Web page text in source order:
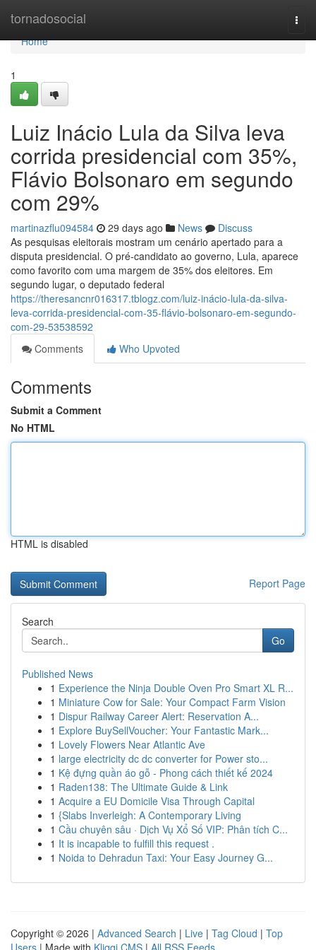
tornadosocial
Home
Home
1
Luiz Inácio Lula da Silva leva
corrida presidencial com 35%,
Flávio Bolsonaro em segundo
com 29%
martinazflu094584 29 days ago News
Discuss
As pesquisas eleitorais mostram um cenário apertado para a
disputa presidencial. O pré-candidato ao governo, Lula, aparece
como favorito com uma margem de 35% dos eleitores. Em
segundo lugar, o deputado federal
https://theresancnr016317.tblogz.com/luiz-inácio-lula-da-silva-
leva-corrida-presidencial-com-35-flávio-bolsonaro-em-segundo-
com-29-53538592
Comments
Who Upvoted
Comments
Submit a Comment
No HTML
HTML is disabled
Report Page
Search
Go
Published News
1 Experience the Ninja Double Oven Pro Smart XL R...
1 Miniature Cow for Sale: Your Compact Farm Vision
1 Dispur Railway Career Alert: Reservation A...
1 Explore BuySellVoucher: Your Fantastic Mark...
1 Lovely Flowers Near Atlantic Ave
1 large electricity dc dc converter for Power sto...
1 Kệ đựng quần áo gỗ - Phong cách thiết kế 2024
1 Raden138: The Ultimate Guide & Link
1 Acquire a EU Domicile Visa Through Capital
1 {Slabs Inverleigh: A Contemporary Living
1 Cầu chuyên sâu · Dịch Vụ Xổ Số VIP: Phân tích C...
1 It is incapable to fulfill this request .
1 Noida to Dehradun Taxi: Your Easy Journey G...
Copyright © 2026 | Advanced Search | Live | Tag Cloud | Top
Users | Made with Kliqqi CMS | All RSS Feeds